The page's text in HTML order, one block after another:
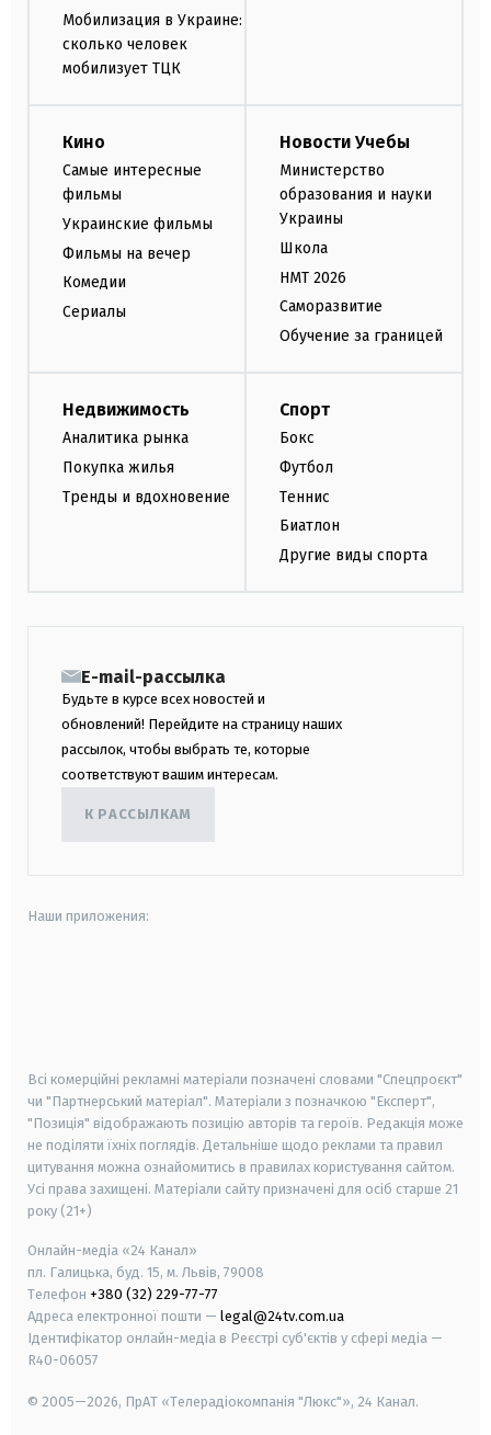
Мобилизация в Украине:
сколько человек
мобилизует ТЦК
Кино
Самые интересные
фильмы
Украинские фильмы
Фильмы на вечер
Комедии
Сериалы
Новости Учебы
Министерство
образования и науки
Украины
Школа
НМТ 2026
Саморазвитие
Обучение за границей
Недвижимость
Аналитика рынка
Покупка жилья
Тренды и вдохновение
Спорт
Бокс
Футбол
Теннис
Биатлон
Другие виды спорта
E-mail-рассылка
Будьте в курсе всех новостей и
обновлений! Перейдите на страницу наших
рассылок, чтобы выбрать те, которые
соответствуют вашим интересам.
К РАССЫЛКАМ
Наши приложения:
Всі комерційні рекламні матеріали позначені словами "Спецпроєкт"
чи "Партнерський матеріал". Матеріали з позначкою "Експерт",
"Позиція" відображають позицію авторів та героїв. Редакція може
не поділяти їхніх поглядів. Детальніше щодо реклами та правил
цитування можна ознайомитись в правилах користування сайтом.
Усі права захищені. Матеріали сайту призначені для осіб старше 21
року (21+)
Онлайн-медіа «24 Канал»
пл. Галицька, буд. 15, м. Львів, 79008
Телефон +380 (32) 229-77-77
Адреса електронної пошти — legal@24tv.com.ua
Ідентифікатор онлайн-медіа в Реєстрі суб'єктів у сфері медіа —
R40-06057
© 2005—2026, ПрАТ «Телерадіокомпанія "Люкс"», 24 Канал.